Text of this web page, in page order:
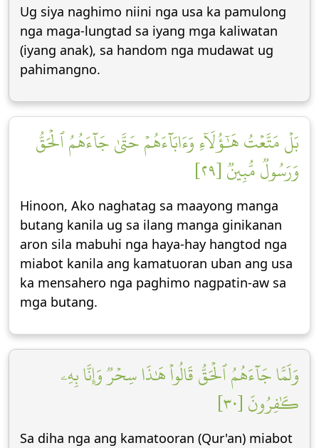
Ug siya naghimo niini nga usa ka pamulong
nga maga-lungtad sa iyang mga kaliwatan
(iyang anak), sa handom nga mudawat ug
pahimangno.
بَلۡ مَتَّعۡتُ هَٰٓؤُلَآءِ وَءَابَآءَهُمۡ حَتَّىٰ جَآءَهُمُ ٱلۡحَقُّ
وَرَسُولٞ مُّبِينٞ [٢٩]
Hinoon, Ako naghatag sa maayong manga
butang kanila ug sa ilang manga ginikanan
aron sila mabuhi nga haya-hay hangtod nga
miabot kanila ang kamatuoran uban ang usa
ka mensahero nga paghimo nagpatin-aw sa
mga butang.
وَلَمَّا جَآءَهُمُ ٱلۡحَقُّ قَالُواْ هَٰذَا سِحۡرٞ وَإِنَّا بِهِۦ
كَٰفِرُونَ [٣٠]
Sa diha nga ang kamatooran (Qur'an) miabot